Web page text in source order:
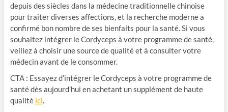
depuis des siècles dans la médecine traditionnelle chinoise
pour traiter diverses affections, et la recherche moderne a
confirmé bon nombre de ses bienfaits pour la santé. Si vous
souhaitez intégrer le Cordyceps à votre programme de santé,
veillez à choisir une source de qualité et à consulter votre
médecin avant de le consommer.
CTA : Essayez d’intégrer le Cordyceps à votre programme de
santé dès aujourd’hui en achetant un supplément de haute
qualité ici.